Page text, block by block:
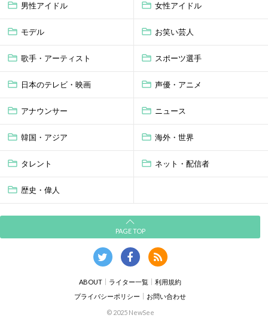
男性アイドル 女性アイドル
モデル お笑い芸人
歌手・アーティスト スポーツ選手
日本のテレビ・映画 声優・アニメ
アナウンサー ニュース
韓国・アジア 海外・世界
タレント ネット・配信者
歴史・偉人
PAGE TOP
ABOUT ライター一覧
利用規約
プライバシーポリシー
お問い合わせ
© 2025 NewSee